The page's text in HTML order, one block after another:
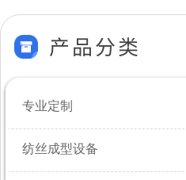
专业定制
纺丝成型设备
产品分类